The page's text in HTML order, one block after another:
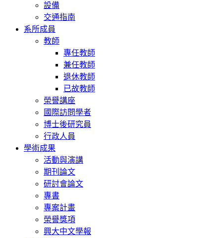
設備
交通指南
系所成員
教師
專任教師
兼任教師
退休教師
已故教師
榮譽講座
國際訪問學者
博士後研究員
行政人員
學術成果
活動與演講
期刊論文
研討會論文
專書
專案計畫
榮譽獎項
興大中文學報